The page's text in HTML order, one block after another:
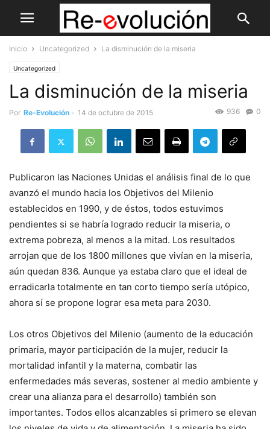
Inicio Uncategorized La disminución de la miseria
Uncategorized
La disminución de la miseria
Por Re-Evolución - 14 de octubre de 2015 0
936
Publicaron las Naciones Unidas el análisis final de lo que
avanzó el mundo hacia los Objetivos del Milenio
establecidos en 1990, y de éstos, todos estuvimos
pendientes si se habría logrado reducir la miseria, o
extrema pobreza, al menos a la mitad. Los resultados
arrojan que de los 1800 millones que vivían en la miseria,
aún quedan 836. Aunque ya estaba claro que el ideal de
erradicarla totalmente en tan corto tiempo sería utópico,
ahora sí se propone lograr esa meta para 2030.
Los otros Objetivos del Milenio (aumento de la educación
primaria, mayor participación de la mujer, reducir la
mortalidad infantil y la materna, combatir las
enfermedades más severas, sostener al medio ambiente y
crear una alianza para el desarrollo) también son
importantes. Todos ellos alcanzables si primero se elevan